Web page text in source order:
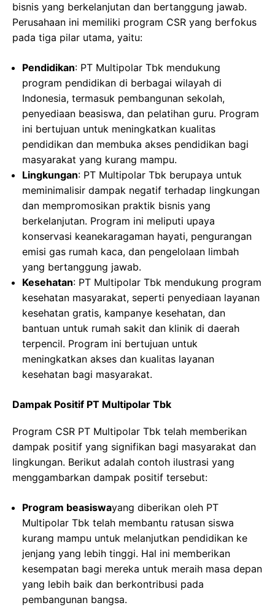
bisnis yang berkelanjutan dan bertanggung jawab.
Perusahaan ini memiliki program CSR yang berfokus
pada tiga pilar utama, yaitu:
Pendidikan: PT Multipolar Tbk mendukung
program pendidikan di berbagai wilayah di
Indonesia, termasuk pembangunan sekolah,
penyediaan beasiswa, dan pelatihan guru. Program
ini bertujuan untuk meningkatkan kualitas
pendidikan dan membuka akses pendidikan bagi
masyarakat yang kurang mampu.
Lingkungan: PT Multipolar Tbk berupaya untuk
meminimalisir dampak negatif terhadap lingkungan
dan mempromosikan praktik bisnis yang
berkelanjutan. Program ini meliputi upaya
konservasi keanekaragaman hayati, pengurangan
emisi gas rumah kaca, dan pengelolaan limbah
yang bertanggung jawab.
Kesehatan: PT Multipolar Tbk mendukung program
kesehatan masyarakat, seperti penyediaan layanan
kesehatan gratis, kampanye kesehatan, dan
bantuan untuk rumah sakit dan klinik di daerah
terpencil. Program ini bertujuan untuk
meningkatkan akses dan kualitas layanan
kesehatan bagi masyarakat.
Dampak Positif PT Multipolar Tbk
Program CSR PT Multipolar Tbk telah memberikan
dampak positif yang signifikan bagi masyarakat dan
lingkungan. Berikut adalah contoh ilustrasi yang
menggambarkan dampak positif tersebut:
Program beasiswayang diberikan oleh PT
Multipolar Tbk telah membantu ratusan siswa
kurang mampu untuk melanjutkan pendidikan ke
jenjang yang lebih tinggi. Hal ini memberikan
kesempatan bagi mereka untuk meraih masa depan
yang lebih baik dan berkontribusi pada
pembangunan bangsa.